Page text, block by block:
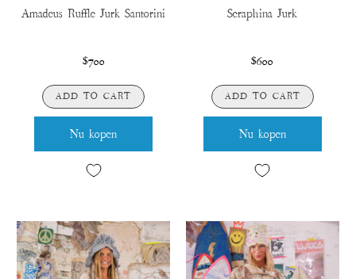
Amadeus Ruffle Jurk Santorini
$700
ADD TO CART
Nu kopen
Seraphina Jurk
$600
ADD TO CART
Nu kopen